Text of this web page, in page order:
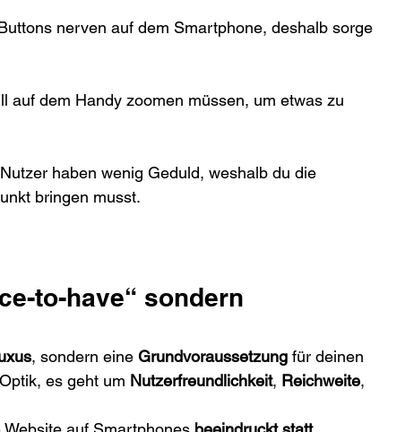
nerven auf dem Smartphone, deshalb sorge
auf dem Handy zoomen müssen, um etwas zu
haben wenig Geduld, weshalb du die
bringen musst.
to-have“ sondern
, sondern eine Grundvoraussetzung für deinen
es geht um Nutzerfreundlichkeit, Reichweite,